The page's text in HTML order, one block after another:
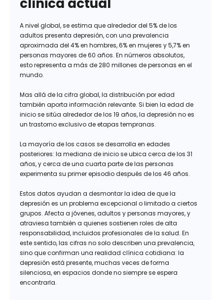
clínica actual
A nivel global, se estima que alrededor del 5% de los
adultos presenta depresión, con una prevalencia
aproximada del 4% en hombres, 6% en mujeres y 5,7% en
personas mayores de 60 años. En números absolutos,
esto representa a más de 280 millones de personas en el
mundo.
Mas allá de la cifra global, la distribución por edad
también aporta información relevante. Si bien la edad de
inicio se sitúa alrededor de los 19 años, la depresión no es
un trastorno exclusivo de etapas tempranas.
La mayoría de los casos se desarrolla en edades
posteriores: la mediana de inicio se ubica cerca de los 31
años, y cerca de una cuarta parte de las personas
experimenta su primer episodio después de los 46 años.
Estos datos ayudan a desmontar la idea de que la
depresión es un problema excepcional o limitado a ciertos
grupos. Afecta a jóvenes, adultos y personas mayores, y
atraviesa también a quienes sostienen roles de alta
responsabilidad, incluidos profesionales de la salud. En
este sentido, las cifras no solo describen una prevalencia,
sino que confirman una realidad clínica cotidiana: la
depresión está presente, muchas veces de forma
silenciosa, en espacios donde no siempre se espera
encontrarla.